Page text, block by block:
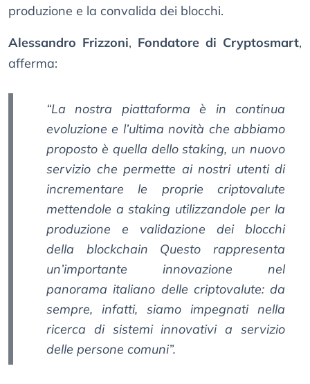
produzione e la convalida dei blocchi.
Alessandro Frizzoni, Fondatore di Cryptosmart,
afferma:
“La nostra piattaforma è in continua
evoluzione e l’ultima novità che abbiamo
proposto è quella dello staking, un nuovo
servizio che permette ai nostri utenti di
incrementare le proprie criptovalute
mettendole a staking utilizzandole per la
produzione e validazione dei blocchi
della blockchain Questo rappresenta
un’importante innovazione nel
panorama italiano delle criptovalute: da
sempre, infatti, siamo impegnati nella
ricerca di sistemi innovativi a servizio
delle persone comuni”.